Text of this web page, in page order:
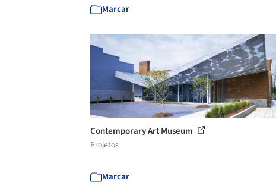
Marcar
Contemporary Art Museum
Projetos
Marcar